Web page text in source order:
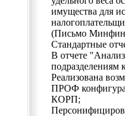
имущества для
(Письмо
Стандартные
В отчете
подразделениям
Реализована
ПРОФ
КОРП;